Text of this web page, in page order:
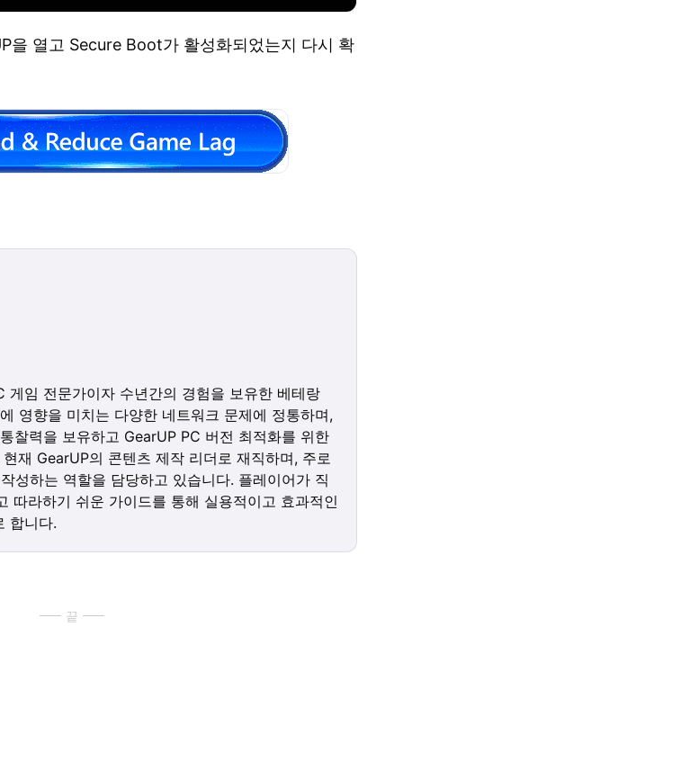
을 열고 Secure Boot가 활성화되었는지 다시 확
게임 전문가이자 수년간의 경험을 보유한 베테랑
영향을 미치는 다양한 네트워크 문제에 정통하며,
찰력을 보유하고 GearUP PC 버전 최적화를 위한
재 GearUP의 콘텐츠 제작 리더로 재직하며, 주로
성하는 역할을 담당하고 있습니다. 플레이어가 직
따라하기 쉬운 가이드를 통해 실용적이고 효과적인
합니다.
끝